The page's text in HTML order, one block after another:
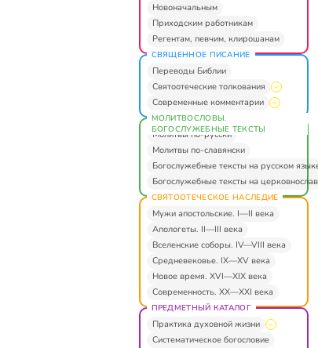
Новоначальным
Приходским работникам
Регентам, певчим, клирошанам
СВЯЩЕННОЕ ПИСАНИЕ
Переводы Библии
Святоотеческие толкования
Современные комментарии
МОЛИТВОСЛОВЫ.
БОГОСЛУЖЕБНЫЕ ТЕКСТЫ
Молитвы по-русски
Молитвы по-славянски
Богослужебные тексты на русском
Богослужебные тексты на
СВЯТООТЕЧЕСКОЕ НАСЛЕДИЕ
Мужи апостольские. I—II века
Апологеты. II—III века
Вселенские соборы. IV—VIII века
Средневековье. IX—XV века
Новое время. XVI—XIX века
Современность. XX—XXI века
ПРЕДМЕТНЫЙ КАТАЛОГ
Практика духовной жизни
Систематическое богословие